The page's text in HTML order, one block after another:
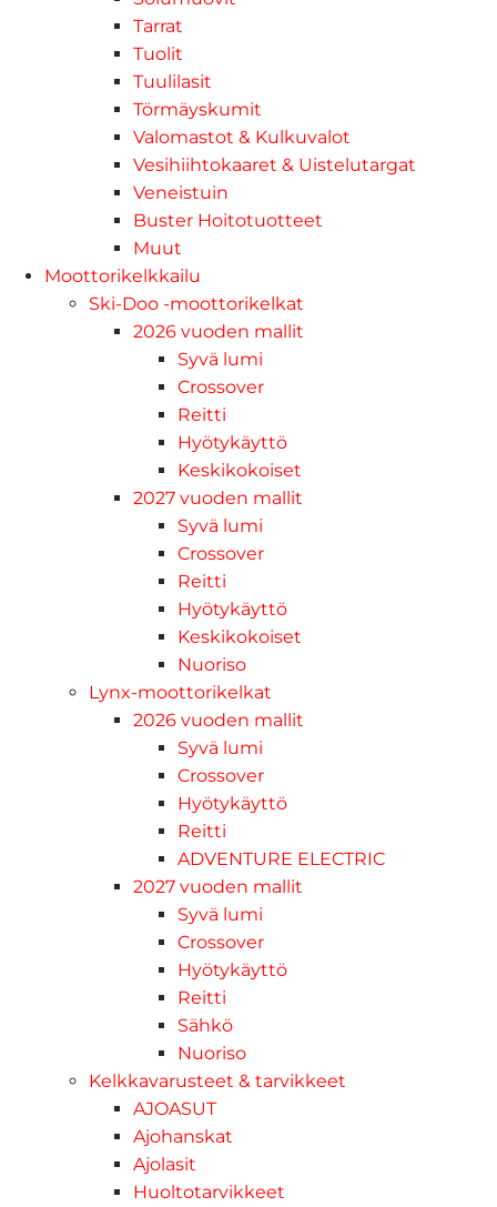
Tarrat
Tuolit
Tuulilasit
Törmäyskumit
Valomastot & Kulkuvalot
Vesihiihtokaaret & Uistelutargat
Veneistuin
Buster Hoitotuotteet
Muut
Moottorikelkkailu
Ski-Doo -moottorikelkat
2026 vuoden mallit
Syvä lumi
Crossover
Reitti
Hyötykäyttö
Keskikokoiset
2027 vuoden mallit
Syvä lumi
Crossover
Reitti
Hyötykäyttö
Keskikokoiset
Nuoriso
Lynx-moottorikelkat
2026 vuoden mallit
Syvä lumi
Crossover
Hyötykäyttö
Reitti
ADVENTURE ELECTRIC
2027 vuoden mallit
Syvä lumi
Crossover
Hyötykäyttö
Reitti
Sähkö
Nuoriso
Kelkkavarusteet & tarvikkeet
AJOASUT
Ajohanskat
Ajolasit
Huoltotarvikkeet